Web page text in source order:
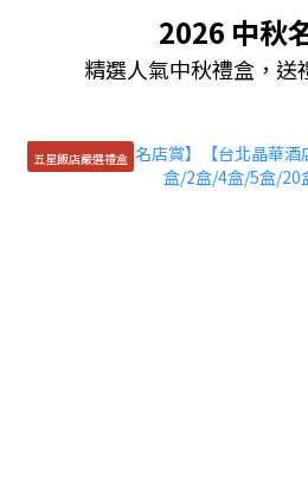
2026 中秋
精選人氣中秋禮盒，送
五星飯店嚴選禮盒